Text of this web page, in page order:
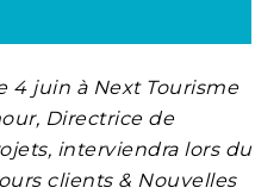
4 juin à Next Tourisme
Directrice de
interviendra lors du
clients & Nouvelles